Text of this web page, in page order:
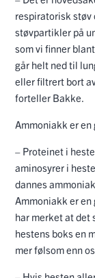
respiratorisk støv
støvpartikler på
som vi finner
går helt ned til
eller filtrert bort
forteller Bakke.
Ammoniakk er en
– Proteinet i
aminosyrer i
dannes
Ammoniakk er
har merket at det
hestens boks en
mer følsom enn